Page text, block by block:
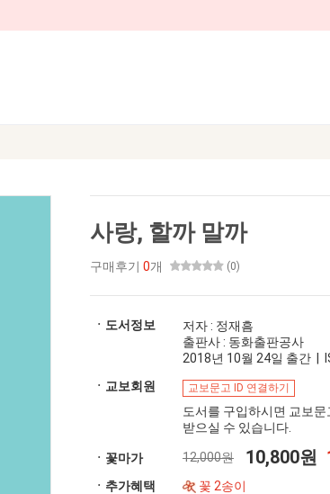
사랑, 할까 말까
구매후기 0개 (0)
ㆍ도서정보
저자 : 정재흠
출판사 : 동화출판공사
2018년 10월 24일 출간 |
ㆍ교보회원
교보문고 ID 연결하기
도서를 구입하시면 교보
받으실 수 있습니다.
ㆍ꽃마가 12,000원 10,800원
ㆍ추가혜택 꽃 2송이